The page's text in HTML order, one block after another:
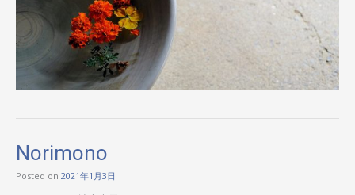
Norimono
Posted on 2021年1月3日